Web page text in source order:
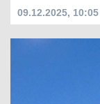
09.12.2025, 10:05